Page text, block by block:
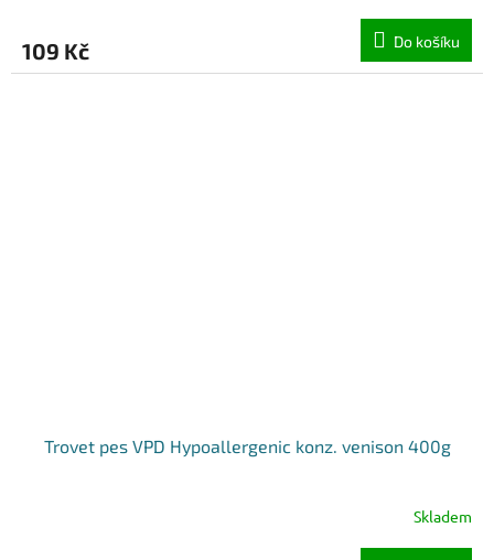
109 Kč Do košíku
Trovet pes VPD Hypoallergenic konz. venison 400g
Skladem